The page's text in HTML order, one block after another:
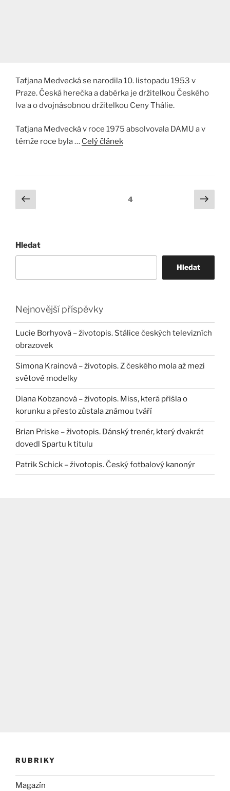
Taťjana Medvecká se narodila 10. listopadu 1953 v
Praze. Česká herečka a dabérka je držitelkou Českého
lva a o dvojnásobnou držitelkou Ceny Thálie.
Taťjana Medvecká v roce 1975 absolvovala DAMU a v
témže roce byla … Celý článek
Stránkování
příspěvků
Předchozí
stránka
Stránka:4
Další
Hledat
Hledat
Nejnovější příspěvky
Lucie Borhyová – životopis. Stálice českých televizních
obrazovek
Simona Krainová – životopis. Z českého mola až mezi
světové modelky
Diana Kobzanová – životopis. Miss, která přišla o
korunku a přesto zůstala známou tváří
Brian Priske – životopis. Dánský trenér, který dvakrát
dovedl Spartu k titulu
Patrik Schick – životopis. Český fotbalový kanonýr
RUBRIKY
Magazín